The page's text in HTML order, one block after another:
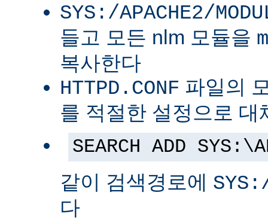
SYS:/APACHE2/
들고 모든 nlm 모듈을
복사한다
HTTPD.CONF 파일의
를 적절한 설정으로 대
SEARCH ADD
같이 검색경로에
다